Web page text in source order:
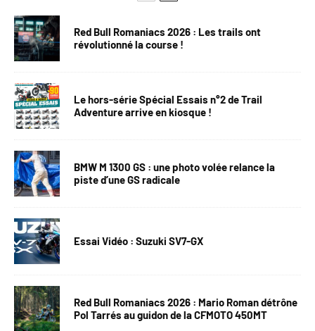
Red Bull Romaniacs 2026 : Les trails ont
révolutionné la course !
Le hors-série Spécial Essais n°2 de Trail
Adventure arrive en kiosque !
BMW M 1300 GS : une photo volée relance la
piste d’une GS radicale
Essai Vidéo : Suzuki SV7-GX
Red Bull Romaniacs 2026 : Mario Roman détrône
Pol Tarrés au guidon de la CFMOTO 450MT